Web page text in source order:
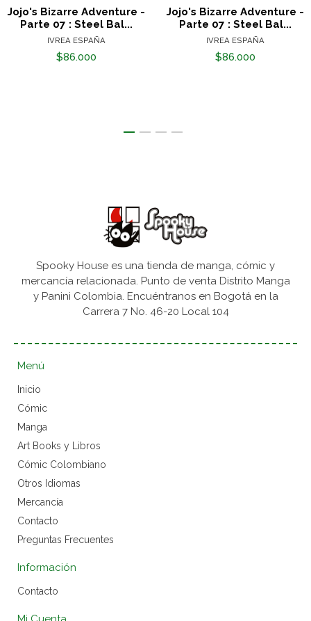
Jojo's Bizarre Adventure -
Parte 07 : Steel Bal...
IVREA ESPAÑA
$86.000
Jojo's Bizarre Adventure -
Parte 07 : Steel Bal...
IVREA ESPAÑA
$86.000
Spooky House es una tienda de manga, cómic y
mercancía relacionada. Punto de venta Distrito Manga
y Panini Colombia. Encuéntranos en Bogotá en la
Carrera 7 No. 46-20 Local 104
Menú
Inicio
Cómic
Manga
Art Books y Libros
Cómic Colombiano
Otros Idiomas
Mercancía
Contacto
Preguntas Frecuentes
Información
Contacto